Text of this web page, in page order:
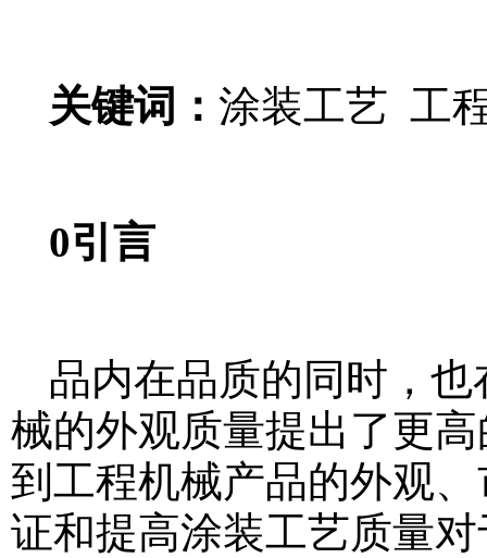
关键词： 涂装工艺 工
0引言
品内在品质的同时，
械的外观质量提出了更
到工程机械产品的外观
证和提高涂装工艺质量